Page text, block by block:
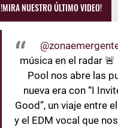
!MIRA NUESTRO ÚLTIMO VIDEO!
música en el radar 🚨
Pool nos abre las
nueva era con “I
Good”, un viaje entre
y el EDM vocal que